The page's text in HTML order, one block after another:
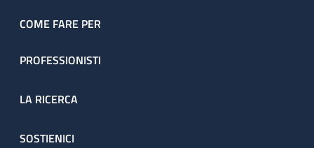
COME FARE PER
PROFESSIONISTI
LA RICERCA
SOSTIENICI